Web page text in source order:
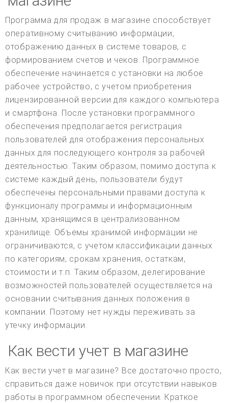
Программа для продаж в магазине способствует
оперативному считыванию информации,
отображению данных в системе товаров, с
формированием счетов и чеков. Программное
обеспечение начинается с установки на любое
рабочее устройство, с учетом приобретения
лицензированной версии для каждого компьютера
и смартфона. После установки программного
обеспечения предполагается регистрация
пользователей для отображения персональных
данных для последующего контроля за рабочей
деятельностью. Таким образом, помимо доступа к
системе каждый день, пользователи будут
обеспечены персональными правами доступа к
функционалу программы и информационным
данным, хранящимся в централизованном
хранилище. Объемы хранимой информации не
ограничиваются, с учетом классификации данных
по категориям, срокам хранения, остаткам,
стоимости и т.п. Таким образом, делегирование
возможностей пользователей осуществляется на
основании считывания данных положения в
компании. Поэтому нет нужды переживать за
утечку информации.
Как вести учет в магазине
Как вести учет в магазине? Все достаточно просто,
справиться даже новичок при отсутствии навыков
работы в программном обеспечении. Краткое